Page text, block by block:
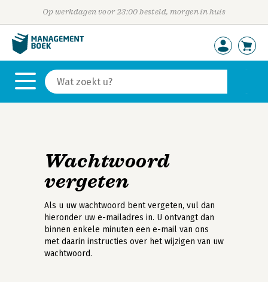
Op werkdagen voor 23:00 besteld, morgen in huis
Wachtwoord
vergeten
Als u uw wachtwoord bent vergeten, vul dan
hieronder uw e-mailadres in. U ontvangt dan
binnen enkele minuten een e-mail van ons
met daarin instructies over het wijzigen van uw
wachtwoord.